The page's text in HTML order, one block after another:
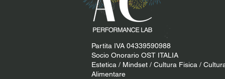
Partita IVA 04339590988
Socio Onorario OST ITALIA
Estetica / Mindset / Cultura Fisica /
Alimentare